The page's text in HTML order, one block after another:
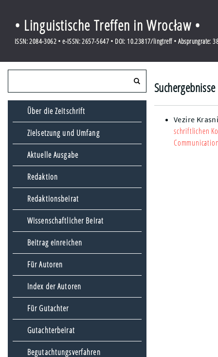
• Linguistische Treffen in Wrocław •
ISSN: 2084-3062 • e-ISSN: 2657-5647 • DOI: 10.23817/lingtreff • Absprungrate:
Über die Zeitschrift
Zielsetzung und Umfang
Aktuelle Ausgabe
Redaktion
Redaktionsbeirat
Wissenschaftlicher Beirat
Beitrag einreichen
Für Autoren
Index der Autoren
Für Gutachter
Gutachterbeirat
Begutachtungsverfahren
Vezire
schriftlichen